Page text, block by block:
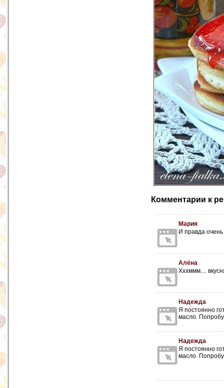
Комментарии к
Мария
И правда очень
Алёна
Хххммм....
Надежда
Я постоянно
масло.
Надежда
Я постоянно
масло.